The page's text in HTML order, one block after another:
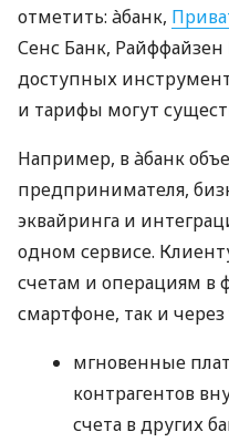
отметить: àбанк,
Сенс Банк,
доступных
и тарифы могут
Например, в àбанк
предпринимателя,
эквайринга и
одном сервисе.
счетам и операциям в
смартфоне, так и
мгновенные
контрагентов
счета в других